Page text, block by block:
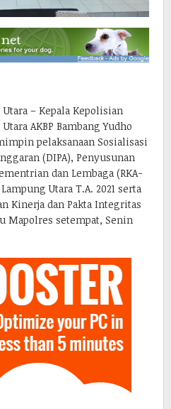
– Kepala Kepolisian
AKBP Bambang Yudho
pelaksanaan Sosialisasi
(DIPA), Penyusunan
dan Lembaga (RKA-
Utara T.A. 2021 serta
Kinerja dan Pakta Integritas
Mapolres setempat, Senin